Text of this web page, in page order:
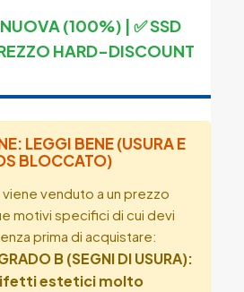
(100%) | ✅ SSD
HARD-DISCOUNT
LEGGI BENE (USURA E
BLOCCATO)
venduto a un prezzo
motivi specifici di cui devi
prima di acquistare:
B (SEGNI DI USURA):
estetici molto